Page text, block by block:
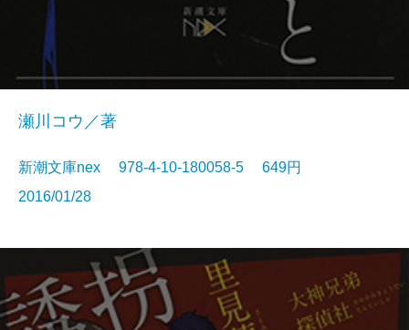
瀬川コウ／著
新潮文庫nex 978-4-10-180058-5 649円
2016/01/28